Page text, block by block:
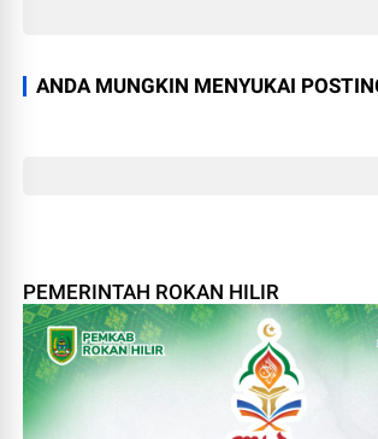
ANDA MUNGKIN MENYUKAI
PEMERINTAH ROKAN HILIR